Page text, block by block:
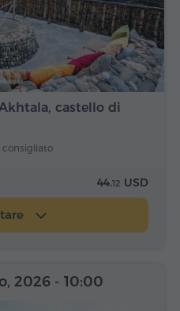
castello di
consigliato
44.12 USD
2026 - 10:00